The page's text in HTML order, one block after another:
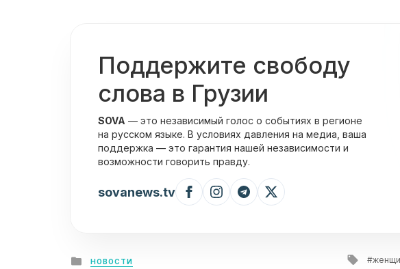
Поддержите свободу
слова в Грузии
SOVA — это независимый голос о событиях в регионе
на русском языке. В условиях давления на медиа, ваша
поддержка — это гарантия нашей независимости и
возможности говорить правду.
sovanews.tv
Posted
НОВОСТИ